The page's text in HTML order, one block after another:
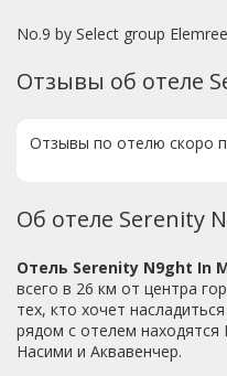
No.9 by Select group
Отзывы об отеле
Отзывы по отелю скоро
Об отеле Serenity
Отель Serenity N9ght In
всего в 26 км от центра
тех, кто хочет
рядом с отелем
Насими и Аквавенчер.